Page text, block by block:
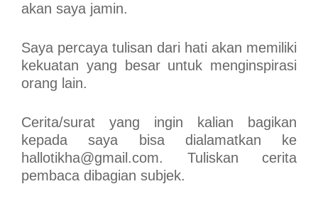
akan saya jamin.
Saya percaya tulisan dari hati akan memiliki
kekuatan yang besar untuk menginspirasi
orang lain.
Cerita/surat yang ingin kalian bagikan
kepada saya bisa dialamatkan ke
hallotikha@gmail.com. Tuliskan cerita
pembaca dibagian subjek.